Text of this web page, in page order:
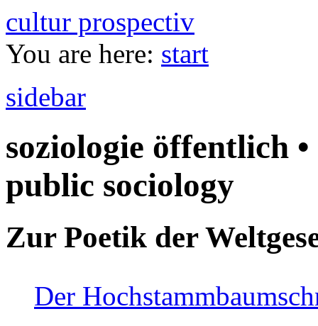
cultur prospectiv
You are here: start
sidebar
soziologie öffentlich
public sociology
Zur Poetik der
Der